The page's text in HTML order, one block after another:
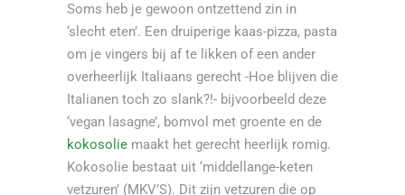
Soms heb je gewoon ontzettend zin in
‘slecht eten’. Een druiperige kaas-pizza, pasta
om je vingers bij af te likken of een ander
overheerlijk Italiaans gerecht -Hoe blijven die
Italianen toch zo slank?!- bijvoorbeeld deze
‘vegan lasagne’, bomvol met groente en de
kokosolie maakt het gerecht heerlijk romig.
Kokosolie bestaat uit ‘middellange-keten
vetzuren’ (MKV’S). Dit zijn vetzuren die op